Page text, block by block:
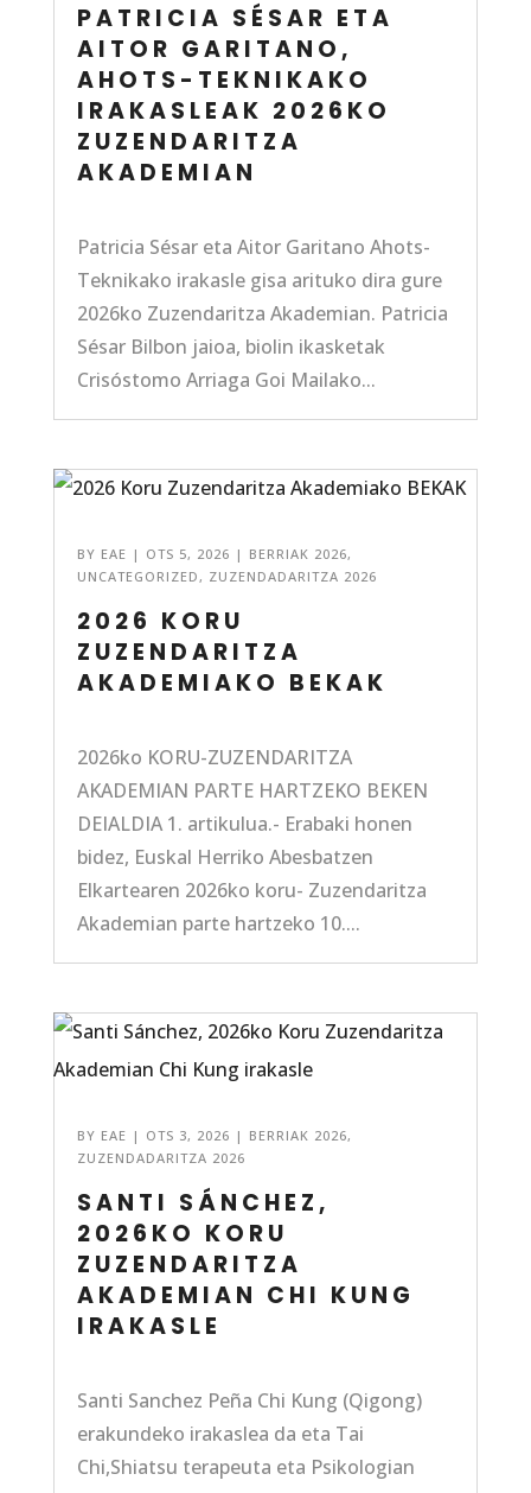
PATRICIA SÉSAR ETA
AITOR GARITANO,
AHOTS-TEKNIKAKO
IRAKASLEAK 2026KO
ZUZENDARITZA
AKADEMIAN
Patricia Sésar eta Aitor Garitano Ahots-
Teknikako irakasle gisa arituko dira gure
2026ko Zuzendaritza Akademian. Patricia
Sésar Bilbon jaioa, biolin ikasketak
Crisóstomo Arriaga Goi Mailako...
2026 KORU
ZUZENDARITZA
AKADEMIAKO BEKAK
BY EAE | OTS 5, 2026 | BERRIAK 2026,
UNCATEGORIZED, ZUZENDADARITZA 2026
2026ko KORU-ZUZENDARITZA
AKADEMIAN PARTE HARTZEKO BEKEN
DEIALDIA 1. artikulua.- Erabaki honen
bidez, Euskal Herriko Abesbatzen
Elkartearen 2026ko koru- Zuzendaritza
Akademian parte hartzeko 10....
SANTI SÁNCHEZ,
2026KO KORU
ZUZENDARITZA
AKADEMIAN CHI KUNG
IRAKASLE
BY EAE | OTS 3, 2026 | BERRIAK 2026,
ZUZENDADARITZA 2026
Santi Sanchez Peña Chi Kung (Qigong)
erakundeko irakaslea da eta Tai
Chi,Shiatsu terapeuta eta Psikologian